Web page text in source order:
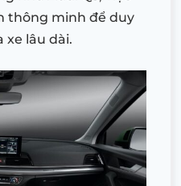
thông minh để duy
xe lâu dài.